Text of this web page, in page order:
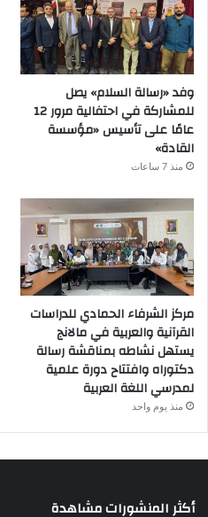
وفد «رسالة السلام» يصل
للمشاركة في احتفالية مرور 12
عامًا على تأسيس «مؤسسة
القادة»
منذ 7 ساعات
مركز الشرفاء الحمادي للدراسات
القرآنية والعربية في مالانج
يستهل نشاطه بمناقشة رسالة
دكتوراه وافتتاح دورة علمية
لمدرسي اللغة العربية
منذ يوم واحد
أكثر المنشورات مشاهدة